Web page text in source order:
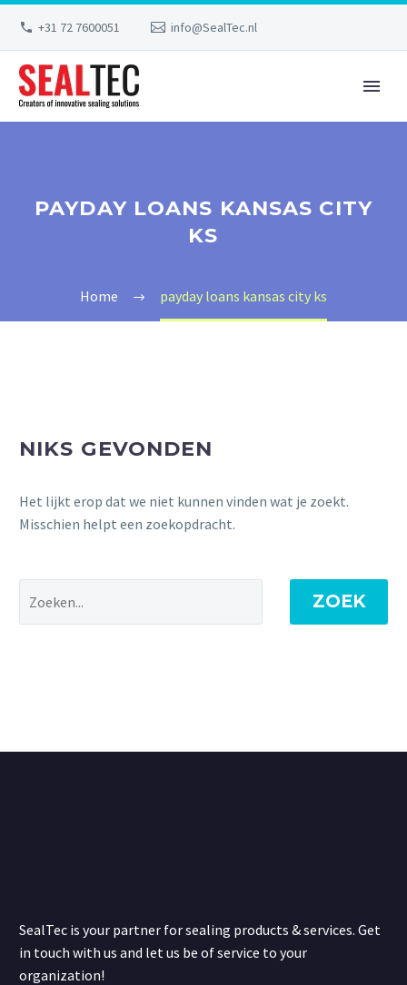
+31 72 7600051 info@SealTec.nl
PAYDAY LOANS KANSAS CITY
KS
Home payday loans kansas city ks
NIKS GEVONDEN
Het lijkt erop dat we niet kunnen vinden wat je zoekt.
Misschien helpt een zoekopdracht.
ZOEK
SealTec is your partner for sealing products & services. Get
in touch with us and let us be of service to your
organization!